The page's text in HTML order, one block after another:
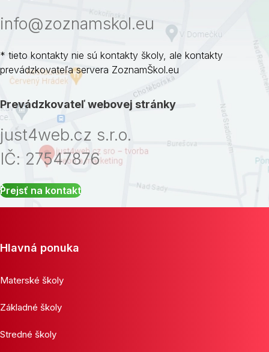
info@zoznamskol.eu
* tieto kontakty nie sú kontakty školy, ale kontakty
prevádzkovateľa servera ZoznamŠkol.eu
Prevádzkovateľ webovej stránky
just4web.cz s.r.o.
IČ: 27547876
Prejsť na kontakt
Hlavná ponuka
Materské školy
Základné školy
Stredné školy